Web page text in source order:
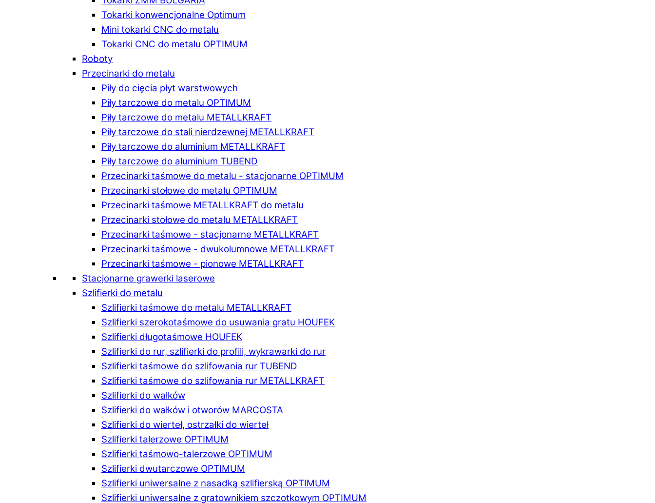
Tokarki konwencjonalne Optimum
Mini tokarki CNC do metalu
Tokarki CNC do metalu OPTIMUM
Roboty
Przecinarki do metalu
Piły do cięcia płyt warstwowych
Piły tarczowe do metalu OPTIMUM
Piły tarczowe do metalu METALLKRAFT
Piły tarczowe do stali nierdzewnej METALLKRAFT
Piły tarczowe do aluminium METALLKRAFT
Piły tarczowe do aluminium TUBEND
Przecinarki taśmowe do metalu - stacjonarne OPTIMUM
Przecinarki stołowe do metalu OPTIMUM
Przecinarki taśmowe METALLKRAFT do metalu
Przecinarki stołowe do metalu METALLKRAFT
Przecinarki taśmowe - stacjonarne METALLKRAFT
Przecinarki taśmowe - dwukolumnowe METALLKRAFT
Przecinarki taśmowe - pionowe METALLKRAFT
Stacjonarne grawerki laserowe
Szlifierki do metalu
Szlifierki taśmowe do metalu METALLKRAFT
Szlifierki szerokotaśmowe do usuwania gratu HOUFEK
Szlifierki długotaśmowe HOUFEK
Szlifierki do rur, szlifierki do profili, wykrawarki do rur
Szlifierki taśmowe do szlifowania rur TUBEND
Szlifierki taśmowe do szlifowania rur METALLKRAFT
Szlifierki do wałków
Szlifierki do wałków i otworów MARCOSTA
Szlifierki do wierteł, ostrzałki do wierteł
Szlifierki talerzowe OPTIMUM
Szlifierki taśmowo-talerzowe OPTIMUM
Szlifierki dwutarczowe OPTIMUM
Szlifierki uniwersalne z nasadką szlifierską OPTIMUM
Szlifierki uniwersalne z gratownikiem szczotkowym OPTIMUM